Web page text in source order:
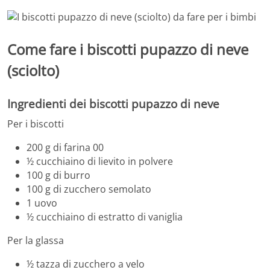
Come fare i biscotti pupazzo di neve
(sciolto)
Ingredienti dei biscotti pupazzo di neve
Per i biscotti
200 g di farina 00
½ cucchiaino di lievito in polvere
100 g di burro
100 g di zucchero semolato
1 uovo
½ cucchiaino di estratto di vaniglia
Per la glassa
½ tazza di zucchero a velo